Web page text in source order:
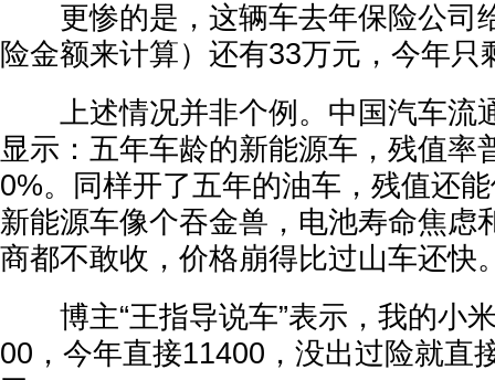
更惨的是，这辆车去年保险公司
险金额来计算）还有33万元，今年只
上述情况并非个例。中国汽车流
显示：五年车龄的新能源车，残值率
0%。同样开了五年的油车，残值还
新能源车像个吞金兽，电池寿命焦虑
商都不敢收，价格崩得比过山车还快
博主“王指导说车”表示，我的小
00，今年直接11400，没出过险就直